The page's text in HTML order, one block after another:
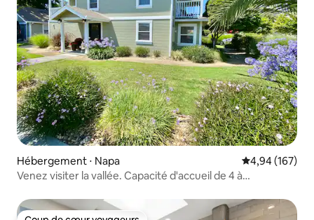
Hébergement ⋅ Napa Évaluation
4,94 (167)
Venez visiter la vallée. Capacité d'accueil de 4 à